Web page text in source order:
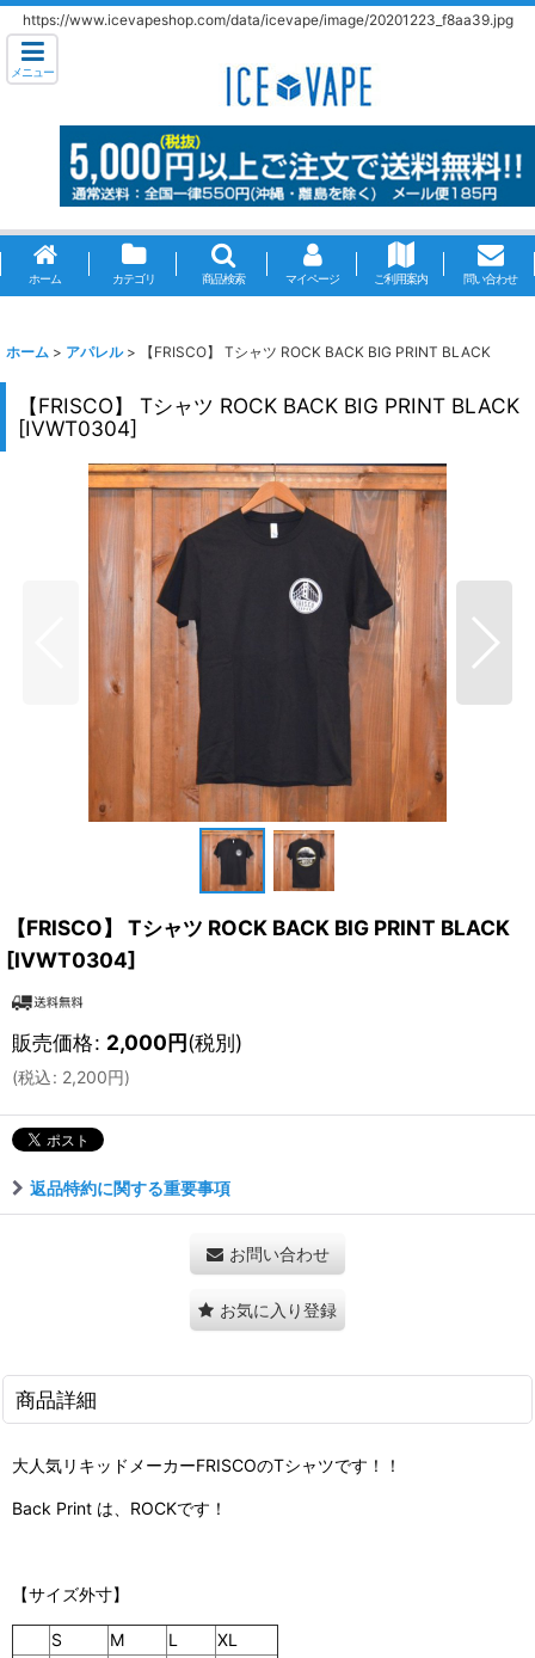
https://www.icevapeshop.com/data/icevape/image/20201223_f8aa39.jpg
メニュー
ホーム カテゴリ 商品検索 マイページ ご利用案内 問い合わせ
ホーム > アパレル > 【FRISCO】 Tシャツ ROCK BACK BIG PRINT BLACK
【FRISCO】 Tシャツ ROCK BACK BIG PRINT BLACK
[IVWT0304]
【FRISCO】 Tシャツ ROCK BACK BIG PRINT BLACK
[IVWT0304]
販売価格: 2,000円(税別)
(税込: 2,200円)
返品特約に関する重要事項
お問い合わせ
お気に入り登録
商品詳細
大人気リキッドメーカーFRISCOのTシャツです！！
Back Print は、ROCKです！
【サイズ外寸】
S M L
XL